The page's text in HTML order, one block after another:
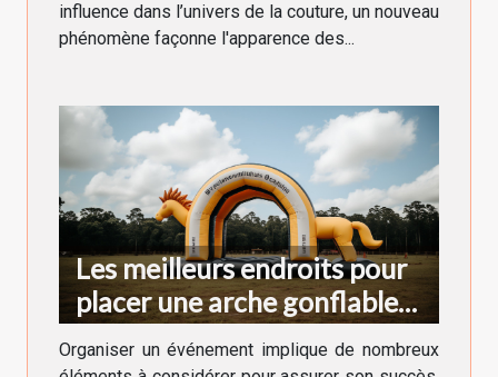
influence dans l’univers de la couture, un nouveau
phénomène façonne l'apparence des...
Les meilleurs endroits pour
placer une arche gonflable
lors d'un événement
Organiser un événement implique de nombreux